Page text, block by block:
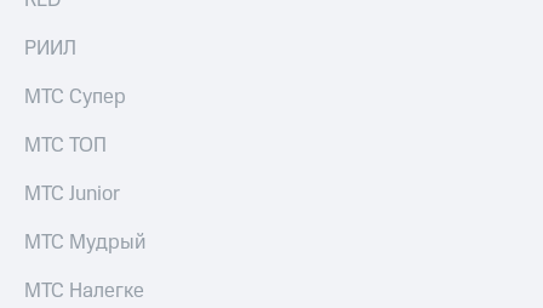
и не
только
Безопасность
Финансы
Детям
Гудок
МТС
Все
РИИЛ
МТС Супер
МТС ТОП
МТС Junior
МТС Мудрый
МТС Налегке